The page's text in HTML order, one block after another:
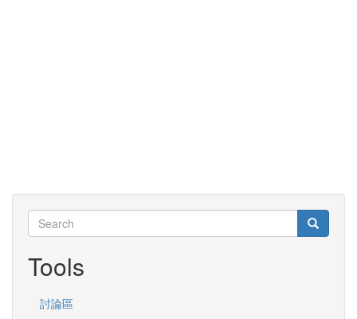
Search
Search Search
Tools
討論區